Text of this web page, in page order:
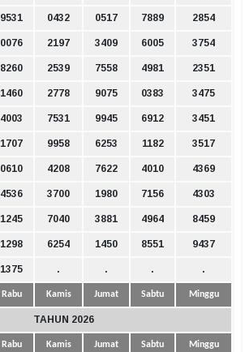
9531 0432 0517 7889 2854
0076 2197 3409 6005 3754
8260 2539 7558 4981 2351
1460 2778 9075 0383 3475
4003 7531 9945 6912 3451
1707 9958 6253 1182 3517
0610 4208 7622 4010 4369
4536 3700 1980 7156 4303
1245 7040 3881 4964 8459
1298 6254 1450 8551 9437
1375 . . . .
Rabu Kamis Jumat Sabtu Minggu
TAHUN 2026
Rabu Kamis Jumat Sabtu Minggu